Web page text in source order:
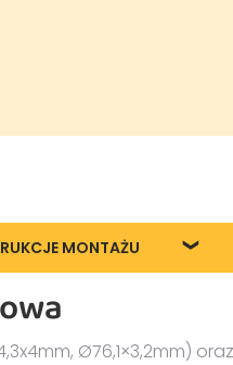
MONTAŻU
Ø76,1×3,2mm)